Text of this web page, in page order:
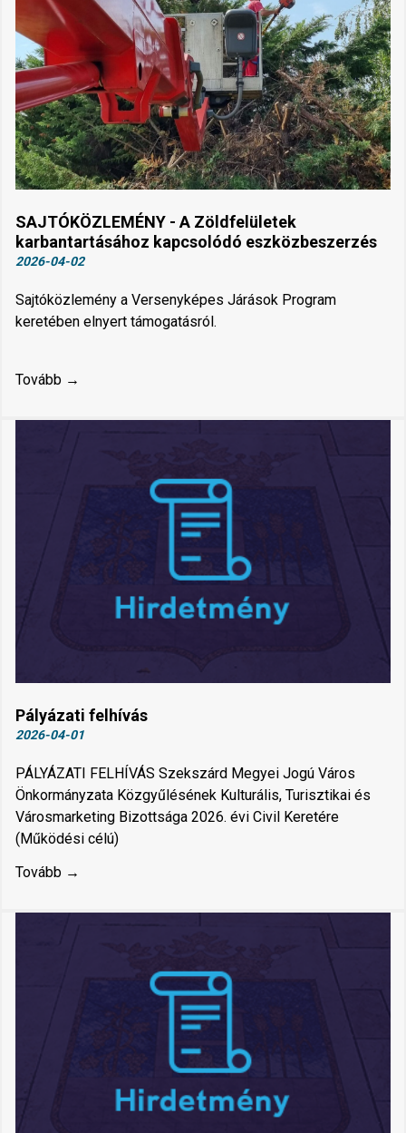
SAJTÓKÖZLEMÉNY - A Zöldfelületek
karbantartásához kapcsolódó eszközbeszerzés
2026-04-02
Sajtóközlemény a Versenyképes Járások Program
keretében elnyert támogatásról.
Tovább →
Pályázati felhívás
2026-04-01
PÁLYÁZATI FELHÍVÁS Szekszárd Megyei Jogú Város
Önkormányzata Közgyűlésének Kulturális, Turisztikai és
Városmarketing Bizottsága 2026. évi Civil Keretére
(Működési célú)
Tovább →